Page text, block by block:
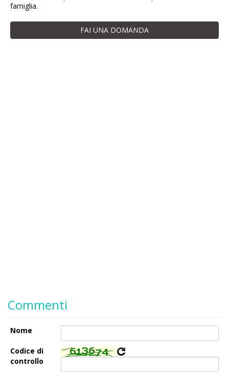
famiglia.
FAI UNA DOMANDA
Commenti
Nome
Codice di
controllo